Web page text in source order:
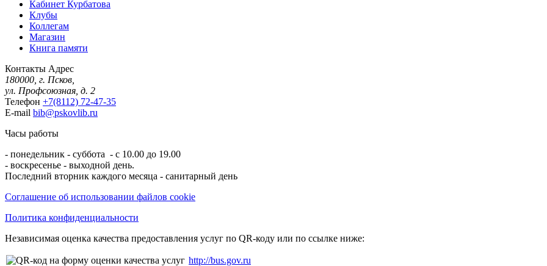
Кабинет Курбатова
Клубы
Коллегам
Магазин
Книга памяти
Контакты Адрес
180000, г. Псков,
ул. Профсоюзная, д. 2
Телефон +7(8112) 72-47-35
E-mail bib@pskovlib.ru
Часы работы
- понедельник - суббота - с 10.00 до 19.00
- воскресенье - выходной день.
Последний вторник каждого месяца - санитарный день
Соглашение об использовании файлов cookie
Политика конфиденциальности
Независимая оценка качества предоставления услуг по QR-коду или по ссылке ниже:
http://bus.gov.ru